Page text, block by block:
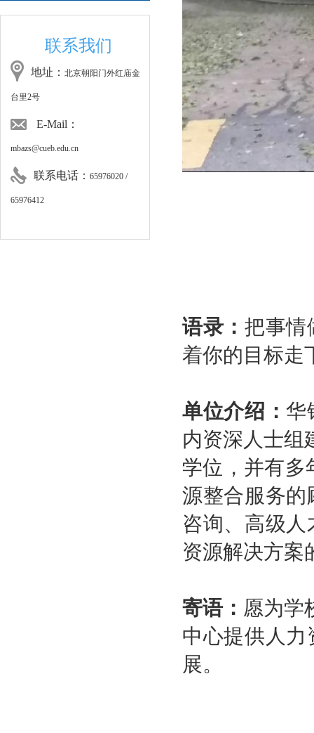
联系我们
地址： 北京朝阳门外红庙金
台里2号
E-Mail：
mbazs@cueb.edu.cn
联系电话： 65976020 /
65976412
语录： 把事情
着你的目标走
单位介绍：华
内资深人士组
学位，并有多
源整合服务的
咨询、高级
资源解决方案
寄语： 愿为学
中心提供人
展。